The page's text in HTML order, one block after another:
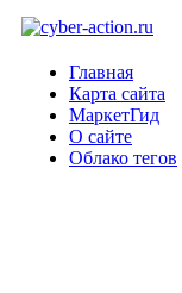
Главная
Карта сайта
МаркетГид
О сайте
Облако тегов